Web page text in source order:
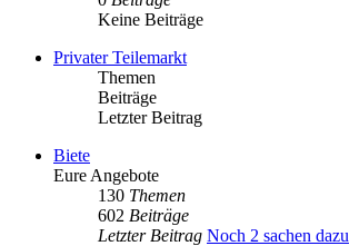
Keine Beiträge
Privater Teilemarkt
Themen
Beiträge
Letzter Beitrag
Biete
Eure Angebote
130 Themen
602 Beiträge
Letzter Beitrag Noch 2 sachen dazu